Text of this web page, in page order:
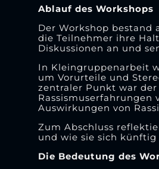
Ablauf des Workshops
Der Workshop bestand
die Teilnehmer ihre
Diskussionen an und
In Kleingruppenarbeit
um Vorurteile und
zentraler Punkt war
Auswirkungen von
Zum Abschluss
und wie sie sich künftig
Die Bedeutung des